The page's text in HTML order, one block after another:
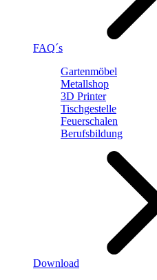
FAQ´s
Gartenmöbel
Metallshop
3D Printer
Tischgestelle
Feuerschalen
Berufsbildung
Download